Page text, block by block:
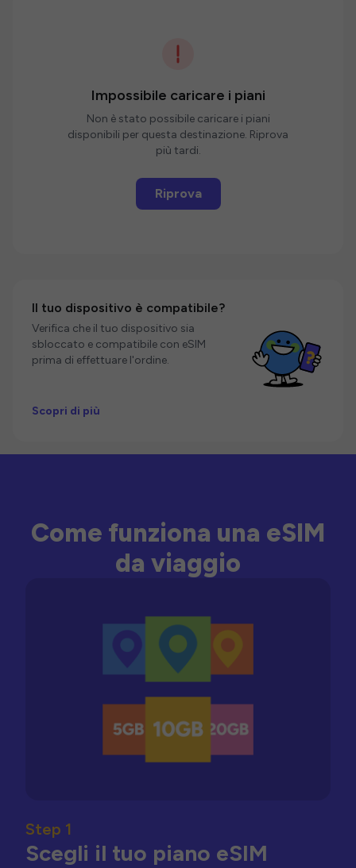
Impossibile caricare i piani
Non è stato possibile caricare i piani
disponibili per questa destinazione. Riprova
più tardi.
Riprova
Il tuo dispositivo è compatibile?
Verifica che il tuo dispositivo sia
sbloccato e compatibile con eSIM
prima di effettuare l'ordine.
Scopri di più
Come funziona una eSIM
da viaggio
Step 1
Scegli il tuo piano eSIM